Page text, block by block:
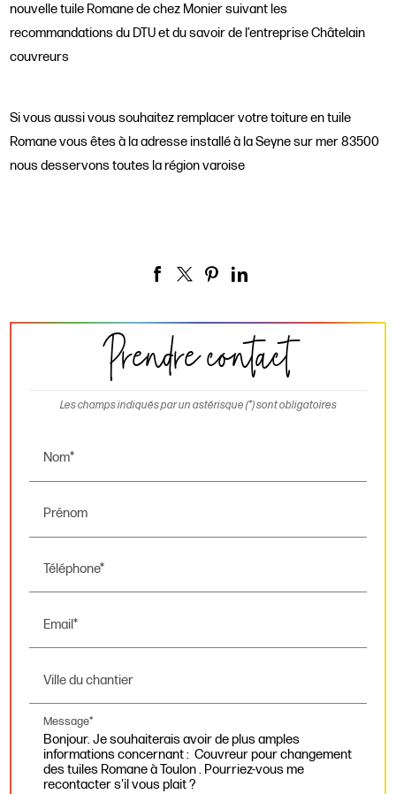
nouvelle tuile Romane de chez Monier suivant les
recommandations du DTU et du savoir de l’entreprise Châtelain
couvreurs
Si vous aussi vous souhaitez remplacer votre toiture en tuile
Romane vous êtes à la adresse installé à la Seyne sur mer 83500
nous desservons toutes la région varoise
Prendre contact
Les champs indiqués par un astérisque (*) sont obligatoires
Nom*
Prénom
Téléphone*
Email*
Ville du chantier
Message*